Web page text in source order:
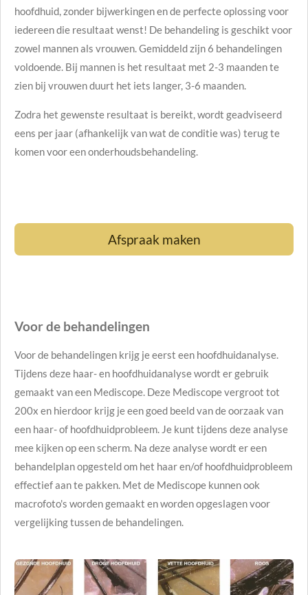
hoofdhuid, zonder bijwerkingen en de perfecte oplossing voor
iedereen die resultaat wenst! De behandeling is geschikt voor
zowel mannen als vrouwen. Gemiddeld zijn 6 behandelingen
voldoende. Bij mannen is het resultaat met 2-3 maanden te
zien bij vrouwen duurt het iets langer, 3-6 maanden.
Zodra het gewenste resultaat is bereikt, wordt geadviseerd
eens per jaar (afhankelijk van wat de conditie was) terug te
komen voor een onderhoudsbehandeling.
Afspraak maken
Voor de behandelingen
Voor de behandelingen krijg je eerst een hoofdhuidanalyse.
Tijdens deze haar- en hoofdhuidanalyse wordt er gebruik
gemaakt van een Mediscope. Deze Mediscope vergroot tot
200x en hierdoor krijg je een goed beeld van de oorzaak van
een haar- of hoofdhuidprobleem. Je kunt tijdens deze analyse
mee kijken op een scherm. Na deze analyse wordt er een
behandelplan opgesteld om het haar en/of hoofdhuidprobleem
effectief aan te pakken. Met de Mediscope kunnen ook
macrofoto's worden gemaakt en worden opgeslagen voor
vergelijking tussen de behandelingen.